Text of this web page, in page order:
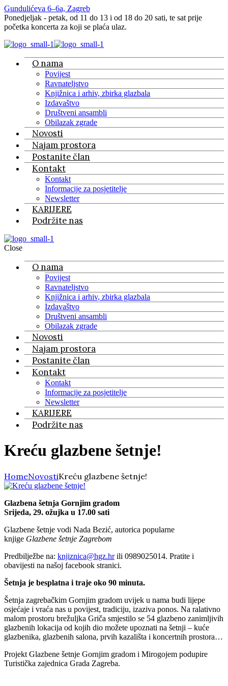
Gundulićeva 6–6a, Zagreb
Ponedjeljak - petak, od 11 do 13 i od 18 do 20 sati, te sat prije
početka koncerta za koji se plaća ulaz.
O nama
Povijest
Ravnateljstvo
Knjižnica i arhiv, zbirka glazbala
Izdavaštvo
Društveni ansambli
Obilazak zgrade
Novosti
Najam prostora
Postanite član
Kontakt
Kontakt
Informacije za posjetitelje
Newsletter
KARIJERE
Podržite nas
Close
O nama
Povijest
Ravnateljstvo
Knjižnica i arhiv, zbirka glazbala
Izdavaštvo
Društveni ansambli
Obilazak zgrade
Novosti
Najam prostora
Postanite član
Kontakt
Kontakt
Informacije za posjetitelje
Newsletter
KARIJERE
Podržite nas
Kreću glazbene šetnje!
HomeNovostiKreću glazbene šetnje!
Glazbena šetnja Gornjim gradom
Srijeda, 29. ožujka u 17.00 sati
Glazbene šetnje vodi Nada Bezić, autorica popularne
knjige Glazbene šetnje Zagrebom
Predbilježbe na: knjiznica@hgz.hrili 0989025014. Pratite i
obavijesti na našoj facebook stranici.
Šetnja je besplatna i traje oko 90 minuta.
Šetnja zagrebačkim Gornjim gradom uvijek u nama budi lijepe
osjećaje i vraća nas u povijest, tradiciju, izaziva ponos. Na ralativno
malom prostoru brežuljka Griča smjestilo se 54 glazbeno zanimljivih
glazbenih lokacija od kojih dio možete upoznati na šetnji – kuće
glazbenika, glazbenih salona, prvih kazališta i koncertnih prostora…
Projekt Glazbene šetnje Gornjim gradom i Mirogojem podupire
Turistička zajednica Grada Zagreba.